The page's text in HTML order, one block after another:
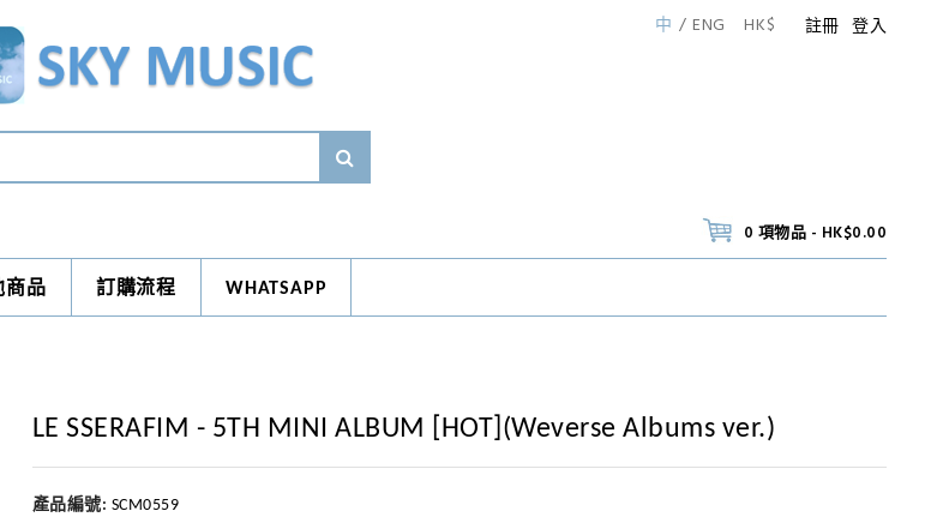
註冊 登入
中 ENG HK$
0 項物品 - HK$0.00
商品 訂購流程 WHATSAPP
LE SSERAFIM - 5TH MINI ALBUM [HOT](Weverse Albums ver.)
產品編號: SCM0559